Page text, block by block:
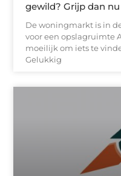
gewild? Grijp dan
De woningmarkt is in
voor een opslagruimte
moeilijk om iets te
Gelukkig